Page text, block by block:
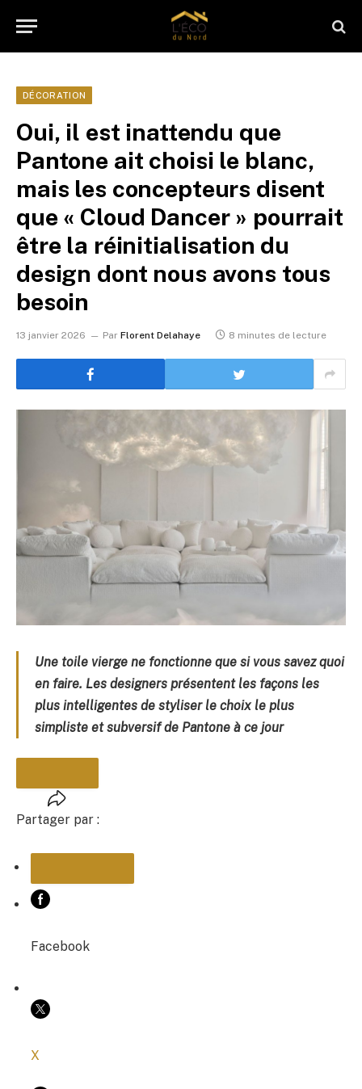
DÉCORATION
Oui, il est inattendu que
Pantone ait choisi le blanc,
mais les concepteurs disent
que « Cloud Dancer » pourrait
être la réinitialisation du
design dont nous avons tous
besoin
13 janvier 2026 Par Florent Delahaye 8 minutes de lecture
Une toile vierge ne fonctionne que si vous savez quoi
en faire. Les designers présentent les façons les
plus intelligentes de styliser le choix le plus
simpliste et subversif de Pantone à ce jour
Partager par :
COPIER LE LIEN
Facebook
X